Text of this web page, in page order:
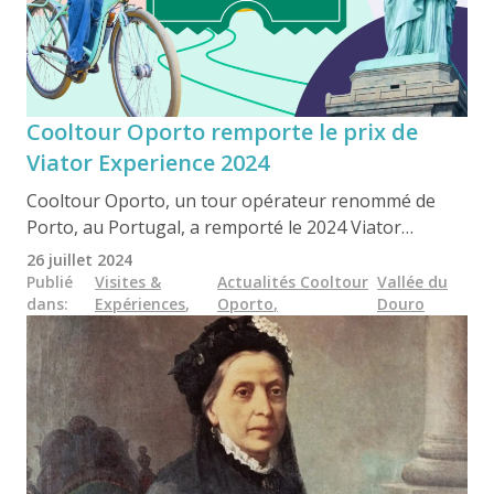
Cooltour Oporto remporte le prix de
Viator Experience 2024
Cooltour Oporto, un tour opérateur renommé de
Porto, au Portugal, a remporté le 2024 Viator
Experience Award pour la troisième année
consécutive. Cette reconnaissance met en lumière
leurs exceptionnels circuits en petits groupes dans la
vallée du Douro, offrant des expériences
personnalisées comprenant des visites de vignobles,
des dégustations de vins, des déjeuners traditionnels
et des excursions en bateau. L'entreprise familiale
continue d'exceller dans la mise en valeur de la
beauté et de la culture de ce site classé au patrimoine
26 juillet 2024
Publié
dans:
Visites &
Expériences,
Actualités Cooltour
Oporto,
Vallée du
Douro